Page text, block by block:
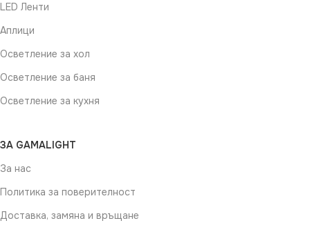
LED Ленти
Аплици
Осветление за хол
Осветление за баня
Осветление за кухня
ЗА GAMALIGHT
За нас
Политика за поверителност
Доставка, замяна и връщане